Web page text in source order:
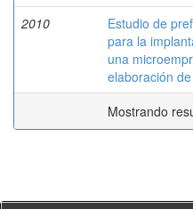
2010
Estudio de
para la
una
elaboración
Mostrando